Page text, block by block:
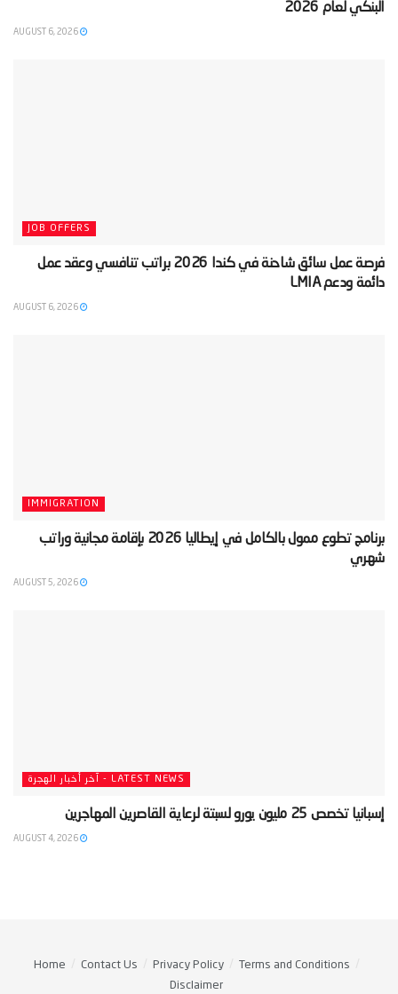
البنكي لعام 2026‬
JOB OFFERS
‫فرصة عمل سائق شاحنة في كندا 2026 براتب تنافسي وعقد عمل
دائمة ودعم LMIA‬
IMMIGRATION
‫برنامج تطوع ممول بالكامل في إيطاليا 2026 بإقامة مجانية وراتب
شهري‬
LATEST NEWS - آخر أخبار الهجرة
‫إسبانيا تخصص 25 مليون يورو لسبتة لرعاية القاصرين المهاجرين‬
Home Contact Us Privacy Policy
Terms and Conditions
Disclaimer